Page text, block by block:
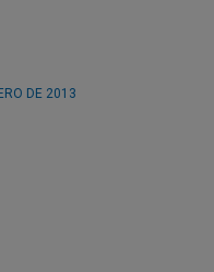
DE 2013